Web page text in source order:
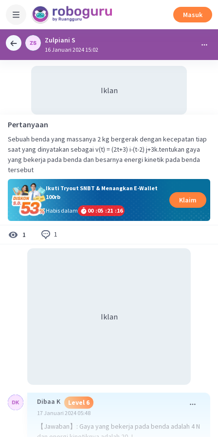
Masuk
Zulpiani S
16 Januari 2024 15:02
Iklan
Pertanyaan
Sebuah benda yang massanya 2 kg bergerak dengan kecepatan tiap
saat yang dinyatakan sebagai v(t) = (2t+3) i-(t-2) j+3k.tentukan gaya
yang bekerja pada benda dan besarnya energi kinetik pada benda
tersebut
Ikuti Tryout SNBT & Menangkan E-Wallet
100rb
Habis dalam
00 :05 :21 :15
Klaim
1 1
Iklan
Dibaa K Level 6
17 Januari 2024 05:48
【Jawaban】: Gaya yang bekerja pada benda adalah 4 N